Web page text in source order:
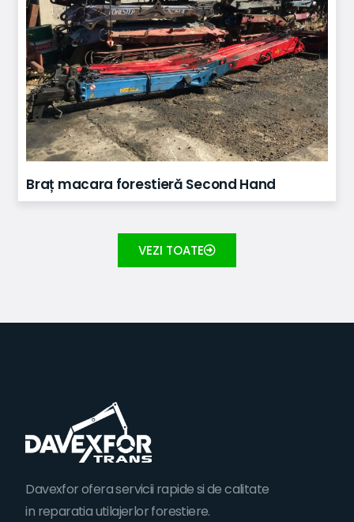
Braț macara forestieră Second Hand
VEZI TOATE
Davexfor ofera servicii rapide si de calitate
in reparatia utilajerlor forestiere.